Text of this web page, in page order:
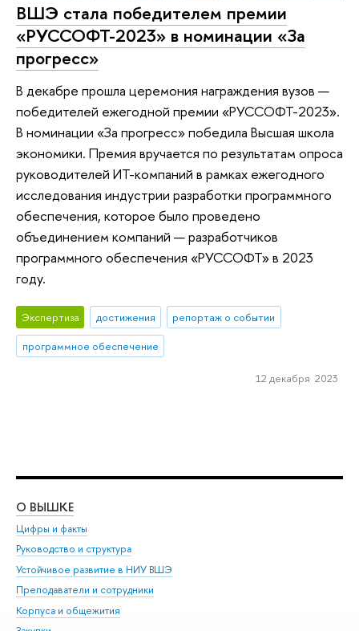
ВШЭ стала победителем премии
«РУССОФТ-2023» в номинации «За
прогресс»
В декабре прошла церемония награждения вузов —
победителей ежегодной премии «РУССОФТ-2023».
В номинации «За прогресс» победила Высшая школа
экономики. Премия вручается по результатам опроса
руководителей ИТ-компаний в рамках ежегодного
исследования индустрии разработки программного
обеспечения, которое было проведено
объединением компаний — разработчиков
программного обеспечения «РУССОФТ» в 2023
году.
Экспертиза достижения
репортаж о событии
программное обеспечение
12 декабря 2023
О ВЫШКЕ
Цифры и факты
Руководство и структура
Устойчивое развитие в НИУ ВШЭ
Преподаватели и сотрудники
Корпуса и общежития